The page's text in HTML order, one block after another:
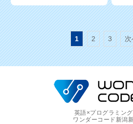
ング教室ワンダーコード新潟
新通校のオーナー森憲一郎で
す。ただいま実施中の無料体
験レッスン...
ング
新通
す。
験レ
1 2 3 次
英語×プログラミン
ワンダーコード新潟